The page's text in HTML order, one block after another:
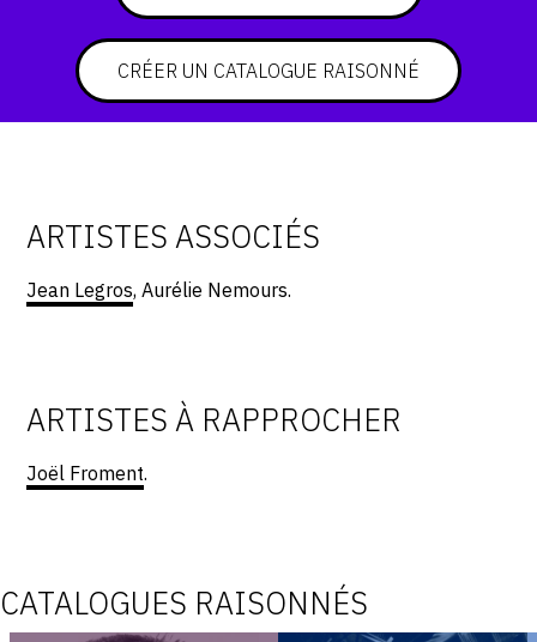
CRÉER SON CATALOGUE D'EXPO
PUBLIER SES EXPOSITIONS
DEVENIR CONTRIBUTEUR
CGU
INSTAGRAM
CRÉER UN CATALOGUE RAISONNÉ
ARTISTES ASSOCIÉS
Jean Legros, Aurélie Nemours.
ARTISTES À RAPPROCHER
Joël Froment.
CATALOGUES RAISONNÉS